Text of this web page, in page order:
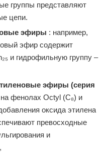
группы представляют
цепи.
эфиры : например,
эфир содержит
и гидрофильную группу –
эфиры (серия
фенолах Octyl (C₈) и
оксида этилена
превосходные
и